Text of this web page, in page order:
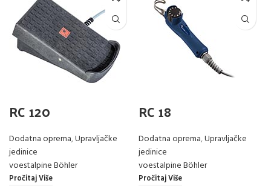
RC 120
Dodatna oprema,Upravljačke
jedinice
voestalpine Böhler
Pročitaj Više
RC 18
Dodatna oprema,Upravljačke
jedinice
voestalpine Böhler
Pročitaj Više